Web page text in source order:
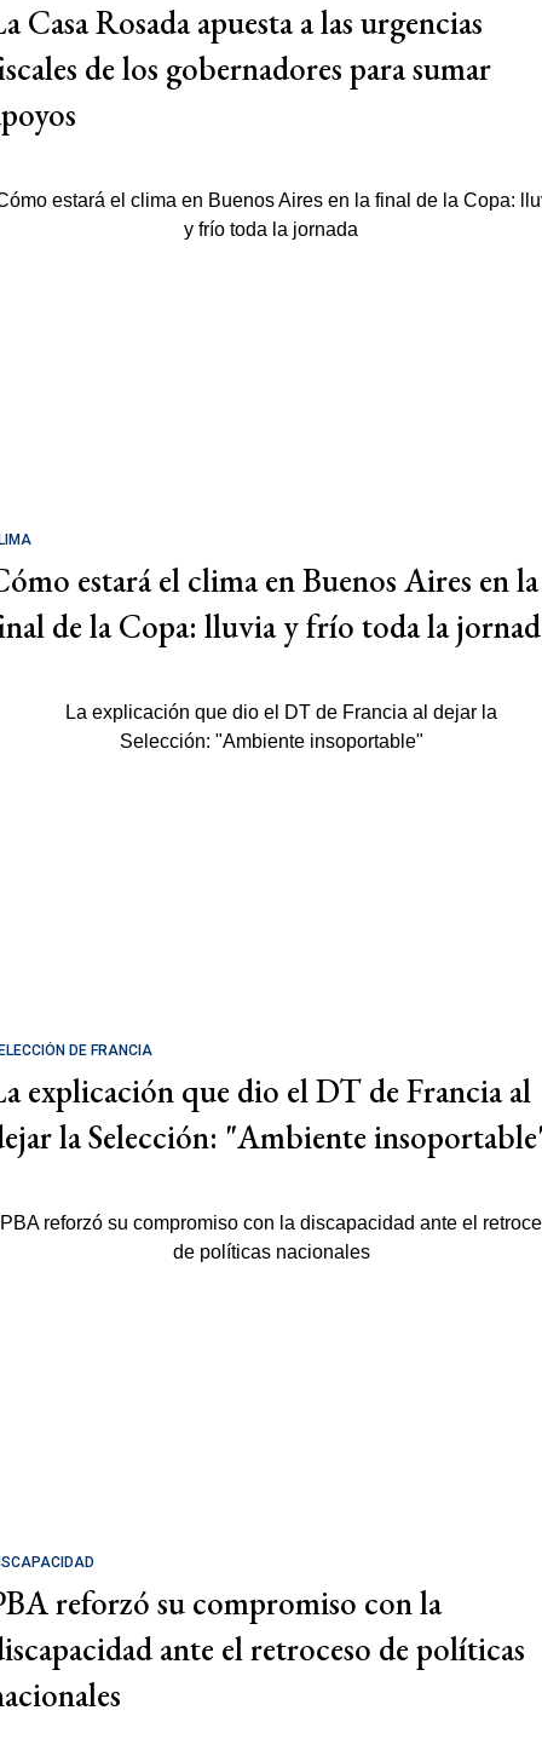
Casa Rosada apuesta a las urgencias
de los gobernadores para sumar
estará el clima en Buenos Aires en la
de la Copa: lluvia y frío toda la
DE FRANCIA
explicación que dio el DT de Francia al
la Selección: "Ambiente
reforzó su compromiso con la
ante el retroceso de políticas